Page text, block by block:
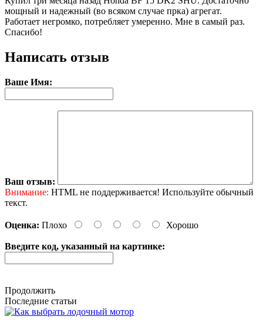
мощный и надежный (во всяком случае прка) агрегат.
Работает негромко, потребляет умеренно. Мне в самый раз.
Спасибо!
Написать отзыв
Ваше Имя:
Ваш отзыв:
Внимание: HTML не поддерживается! Используйте обычный
текст.
Оценка: Плохо Хорошо
Введите код, указанный на картинке:
Продолжить
Последние статьи